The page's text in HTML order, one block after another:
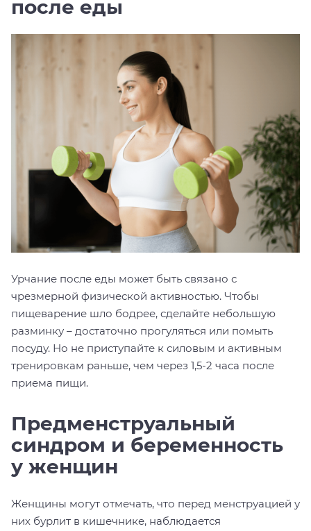
после еды
Урчание после еды может быть связано с
чрезмерной физической активностью. Чтобы
пищеварение шло бодрее, сделайте небольшую
разминку – достаточно прогуляться или помыть
посуду. Но не приступайте к силовым и активным
тренировкам раньше, чем через 1,5-2 часа после
приема пищи.
Предменструальный
синдром и беременность
у женщин
Женщины могут отмечать, что перед менструацией у
них бурлит в кишечнике, наблюдается